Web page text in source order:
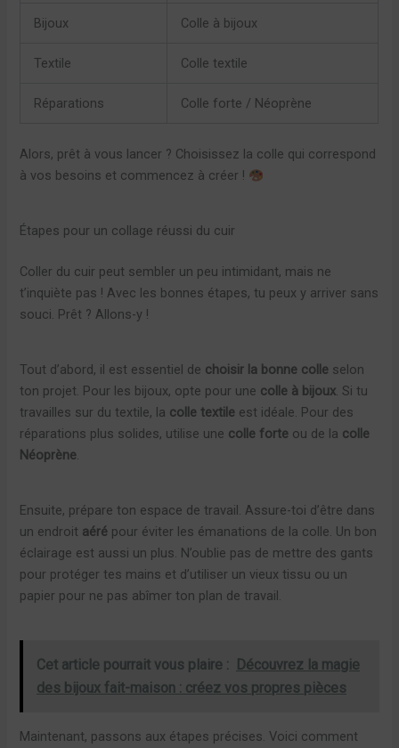
Bijoux Colle à bijoux
Textile Colle textile
Réparations Colle forte / Néoprène
Alors, prêt à vous lancer ? Choisissez la colle qui correspond
à vos besoins et commencez à créer !
Étapes pour un collage réussi du cuir
Coller du cuir peut sembler un peu intimidant, mais ne
t’inquiète pas ! Avec les bonnes étapes, tu peux y arriver sans
souci. Prêt ? Allons-y !
Tout d’abord, il est essentiel de choisir la bonne colle selon
ton projet. Pour les bijoux, opte pour une colle à bijoux. Si tu
travailles sur du textile, la colle textile est idéale. Pour des
réparations plus solides, utilise une colle forte ou de la colle
Néoprène.
Ensuite, prépare ton espace de travail. Assure-toi d’être dans
un endroit aéré pour éviter les émanations de la colle. Un bon
éclairage est aussi un plus. N’oublie pas de mettre des gants
pour protéger tes mains et d’utiliser un vieux tissu ou un
papier pour ne pas abîmer ton plan de travail.
Cet article pourrait vous plaire :
Découvrez la magie
des bijoux fait-maison : créez vos propres pièces
Maintenant, passons aux étapes précises. Voici comment